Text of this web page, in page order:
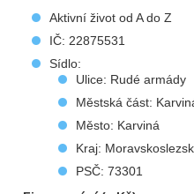
Aktivní život od A do Z
IČ: 22875531
Sídlo:
Ulice: Rudé armády
Městská část:
Město: Karviná
Kraj:
PSČ: 73301